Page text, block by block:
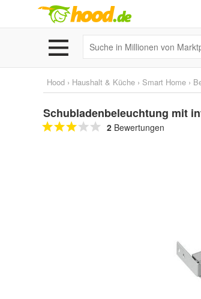
Hood › Haushalt & Küche › Smart Home ›
Schubladenbeleuchtung mit
2 Bewertungen